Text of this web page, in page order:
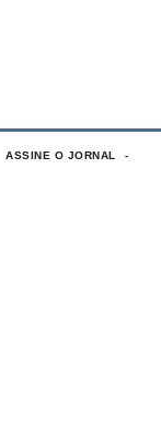
ASSINE O JORNAL